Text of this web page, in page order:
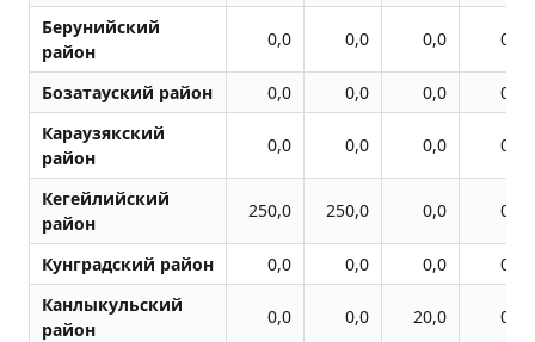
Берунийский
район
0,0 0,0 0,0 0,0
Бозатауский район 0,0 0,0 0,0
0,0
Караузякский
район
0,0 0,0 0,0 0,0
Кегейлийский
район
250,0 250,0 0,0 0,0
Кунградский район 0,0 0,0 0,0
0,0
Канлыкульский
район
0,0 0,0 20,0 0,0